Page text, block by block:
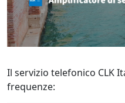
Il servizio telefonico CLK
frequenze: